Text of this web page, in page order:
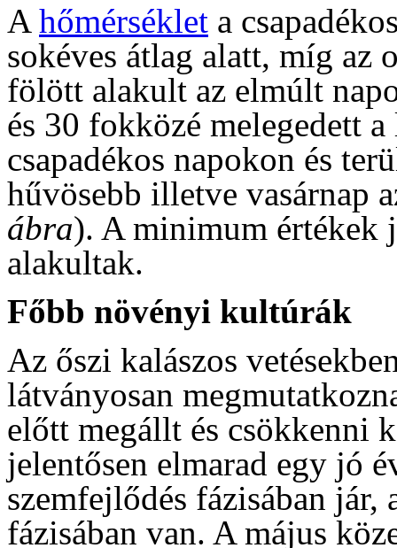
A hőmérséklet a
sokéves átlag alatt, míg az
fölött alakult az elmúlt
és 30 fokközé melegedett
csapadékos napokon és
hűvösebb illetve vasárnap
ábra). A minimum értékek
alakultak.
Főbb növényi kultúrák
Az őszi kalászos
látványosan
előtt megállt és csökkenni
jelentősen elmarad egy jó
szemfejlődés fázisában jár,
fázisában van. A május